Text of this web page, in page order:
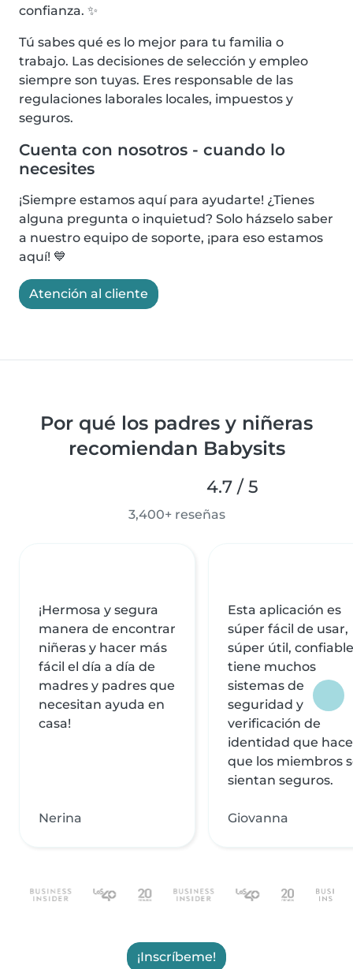
confianza. ✨
Tú sabes qué es lo mejor para tu familia o
trabajo. Las decisiones de selección y empleo
siempre son tuyas. Eres responsable de las
regulaciones laborales locales, impuestos y
seguros.
Cuenta con nosotros - cuando lo
necesites
¡Siempre estamos aquí para ayudarte! ¿Tienes
alguna pregunta o inquietud? Solo házselo saber
a nuestro equipo de soporte, ¡para eso estamos
aquí! 💙
Atención al cliente
Por qué los padres y niñeras
recomiendan Babysits
4.7 / 5
3,400+ reseñas
¡Hermosa y segura
manera de encontrar
niñeras y hacer más
fácil el día a día de
madres y padres que
necesitan ayuda en
casa!
Nerina
Esta aplicación es
súper fácil de usar,
súper útil,
tiene muchos
sistemas de
seguridad y
verificación de
identidad que
que los miembros
sientan seguros.
Giovanna
¡Inscríbeme!